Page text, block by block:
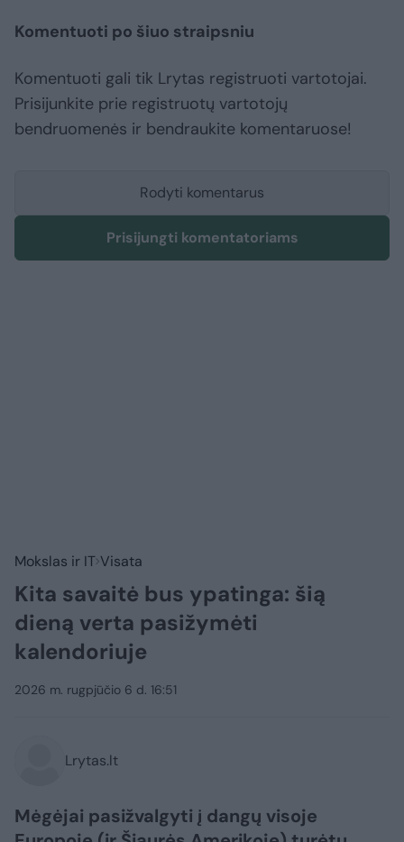
Komentuoti po šiuo straipsniu
Komentuoti gali tik Lrytas registruoti vartotojai.
Prisijunkite prie registruotų vartotojų
bendruomenės ir bendraukite komentaruose!
Rodyti komentarus
Prisijungti komentatoriams
Mokslas ir IT Visata
Kita savaitė bus ypatinga: šią
dieną verta pasižymėti
kalendoriuje
2026 m. rugpjūčio 6 d. 16:51
Lrytas.lt
Mėgėjai pasižvalgyti į dangų visoje